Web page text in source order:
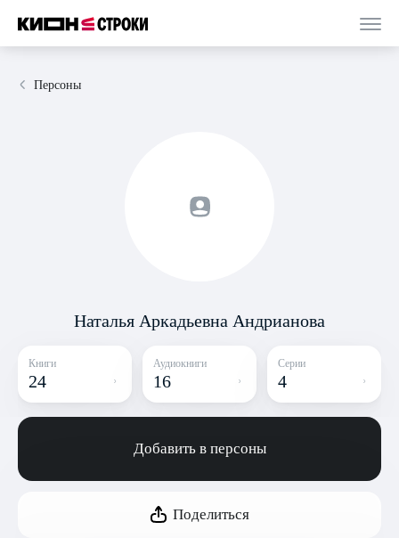
Персоны
Наталья Аркадьевна Андрианова
Книги
24
Аудиокниги
16
Серии
4
Добавить в персоны
Поделиться